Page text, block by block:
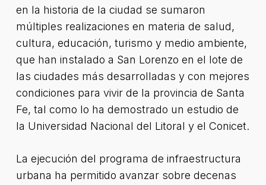
en la historia de la ciudad se sumaron
múltiples realizaciones en materia de salud,
cultura, educación, turismo y medio ambiente,
que han instalado a San Lorenzo en el lote de
las ciudades más desarrolladas y con mejores
condiciones para vivir de la provincia de Santa
Fe, tal como lo ha demostrado un estudio de
la Universidad Nacional del Litoral y el Conicet.
La ejecución del programa de infraestructura
urbana ha permitido avanzar sobre decenas